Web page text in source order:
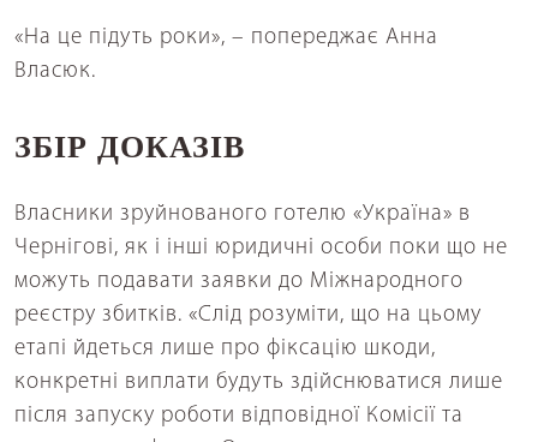
«На це підуть роки», – попереджає Анна
Власюк.
ЗБІР ДОКАЗІВ
Власники зруйнованого готелю «Україна» в
Чернігові, як і інші юридичні особи поки що не
можуть подавати заявки до Міжнародного
реєстру збитків. «Слід розуміти, що на цьому
етапі йдеться лише про фіксацію шкоди,
конкретні виплати будуть здійснюватися лише
після запуску роботи відповідної Комісії та